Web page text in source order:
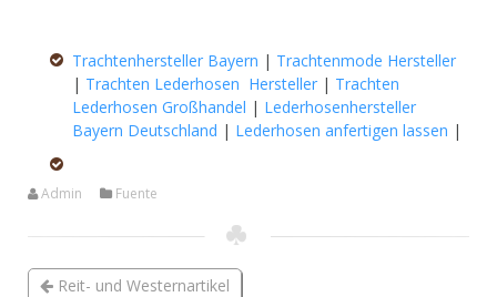
Trachtenhersteller Bayern | Trachtenmode Hersteller
| Trachten Lederhosen Hersteller | Trachten
Lederhosen Großhandel | Lederhosenhersteller
Bayern Deutschland | Lederhosen anfertigen lassen |
Admin Fuente
Reit- und Westernartikel